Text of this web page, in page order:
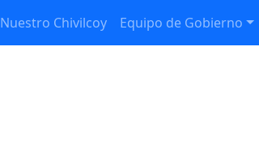
Nuestro Chivilcoy Equipo de Gobierno